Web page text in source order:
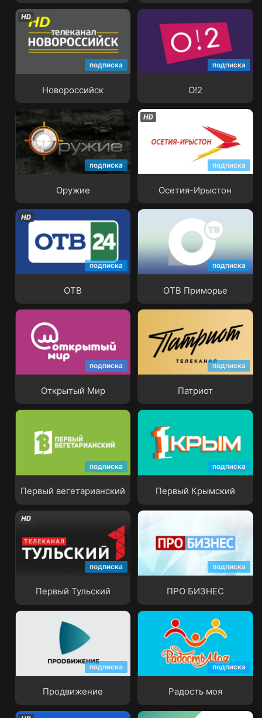
подписка
Новороссийск
подписка
О!2
подписка
Оружие
Оружие
подписка
Осетия-Ирыстон
подписка
ОТВ
ОТВ
подписка
ОТВ Приморье
ОТВ Приморье
подписка
Открытый Мир
подписка
Патриот
подписка
Первый вегетарианский
Первый вегетарианский
подписка
Первый Крымский
Первый Крымский
подписка
Первый Тульский
подписка
ПРО БИЗНЕС
ПРО БИЗНЕС
подписка
Продвижение
подписка
Радость моя
Радость моя